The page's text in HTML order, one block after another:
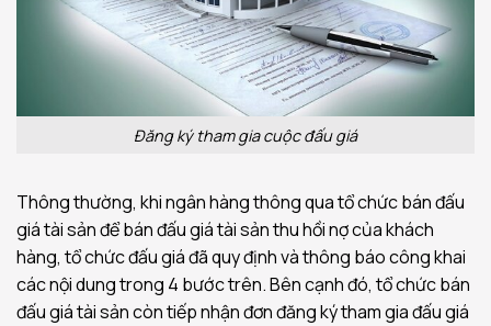
Đăng ký tham gia cuộc đấu giá
Thông thường, khi ngân hàng thông qua tổ chức bán đấu
giá tài sản để bán đấu giá tài sản thu hồi nợ của khách
hàng, tổ chức đấu giá đã quy định và thông báo công khai
các nội dung trong 4 bước trên. Bên cạnh đó, tổ chức bán
đấu giá tài sản còn tiếp nhận đơn đăng ký tham gia đấu giá